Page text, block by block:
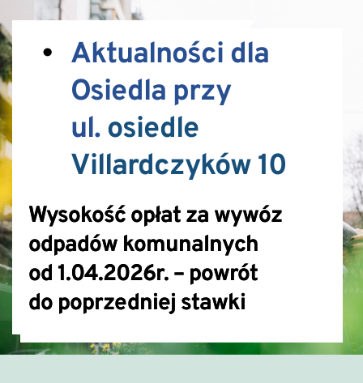
Aktualności dla
Osiedla przy
ul. osiedle
Villardczyków 10
Wysokość opłat za wywóz
odpadów komunalnych
od 1.04.2026r. – powrót
do poprzedniej stawki